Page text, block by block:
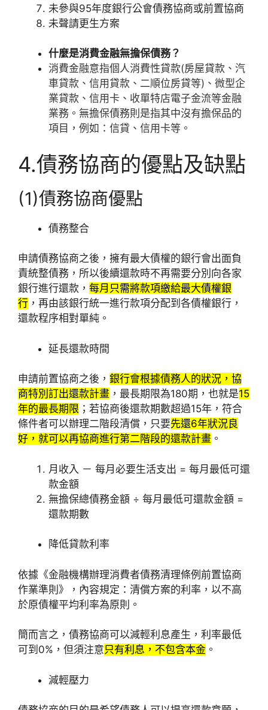
未參與95年度銀行公會債務協商或前置協商
未聲請更生方案
什麼是消費金融無擔保債務？
消費金融意指個人消費性貸款(房屋貸款、汽
車貸款、信用貸款、二順位房貸等)、微型企
業貸款、信用卡、收單特店電子金流等金融
業務。無擔保債務則是指其中沒有擔保品的
項目，例如：信貸、信用卡等。
4.債務協商的優點及缺點
(1)債務協商優點
債務整合
申請債務協商之後，擁有最大債權的銀行會出面負
責統整債務，所以後續還款時不再需要分別向各家
銀行進行還款， 每月只需將款項繳給最大債權銀
行 ，再由該銀行統一進行款項分配到各債權銀行，
還款程序相對單純。
延長還款時間
申請前置協商之後， 銀行會根據債務人的狀況，協
商特別訂出還款計畫 ，最長期限為180期，也就是15
年的最長期限 ；若協商後還款期數超過15年，符合
條件者可以辦理二階段清償，只要先還6年狀況良
好，就可以再協商進行第二階段的還款計畫 。
月收入 － 每月必要生活支出 = 每月最低可還
款金額
無擔保總債務金額 ÷ 每月最低可還款金額 =
還款期數
降低貸款利率
依據《金融機構辦理消費者債務清理條例前置協商
作業準則》，內容規定：清償方案的利率，以不高
於原債權平均利率為原則。
簡而言之，債務協商可以減輕利息產生，利率最低
可到0%，但須注意只有利息，不包含本金 。
減輕壓力